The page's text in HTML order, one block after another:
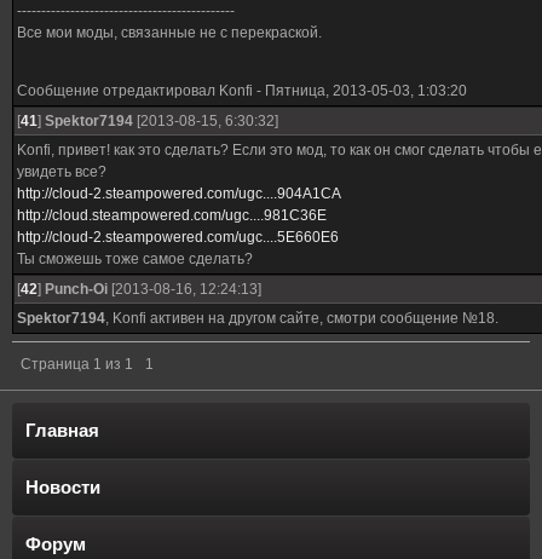
---------------------------------------------
Все мои моды, связанные не с перекраской.
Сообщение отредактировал Konfi - Пятница, 2013-05-03, 1:03:20
[41] Spektor7194 [2013-08-15, 6:30:32]
Konfi, привет! как это сделать? Если это мод, то как он смог сделать чтобы
увидеть все?
http://cloud-2.steampowered.com/ugc....904A1CA
http://cloud.steampowered.com/ugc....981C36E
http://cloud-2.steampowered.com/ugc....5E660E6
Ты сможешь тоже самое сделать?
[42] Punch-Oi [2013-08-16, 12:24:13]
Spektor7194, Konfi активен на другом сайте, смотри сообщение №18.
Страница 1 из 1 1
Главная
Новости
Форум